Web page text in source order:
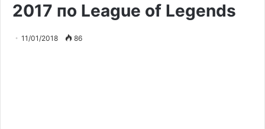
2017 по League of Legends
11/01/2018 86